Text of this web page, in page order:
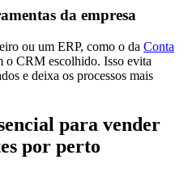
da empresa
ou um ERP, como o da Conta
o CRM escolhido. Isso evita
e deixa os processos mais
para vender
por perto